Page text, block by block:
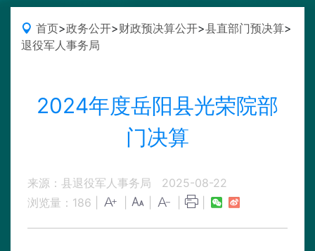
首页>政务公开>财政预决算公开>县直部门预决算>
退役军人事务局
2024年度岳阳县光荣院部
门决算
来源：县退役军人事务局
2025-08-22
浏览量： 186